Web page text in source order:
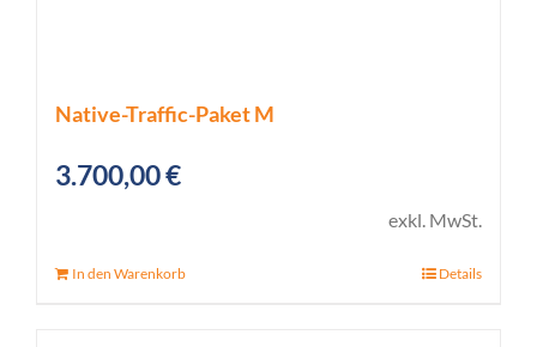
Native-Traffic-Paket M
3.700,00€
exkl. MwSt.
In den Warenkorb Details